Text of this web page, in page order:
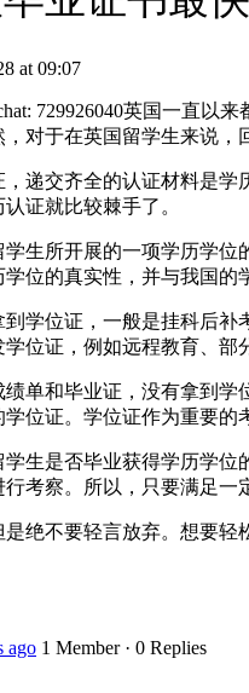
at 09:07
729926040英国一直
对于在英国留学生来说
递交齐全的认证材料是
证就比较棘手了。
生所开展的一项学历学
位的真实性，并与我国
学位证，一般是挂科后
位证，例如远程教育、部
单和毕业证，没有拿到
位证。学位证作为重要
生是否毕业获得学历学
考察。所以，只要满足
绝不要轻言放弃。想要轻
ago 1 Member · 0 Replies